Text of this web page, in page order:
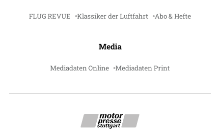
FLUG REVUE Klassiker der Luftfahrt Abo & Hefte
Media
Mediadaten Online Mediadaten Print